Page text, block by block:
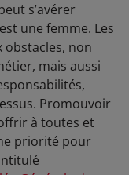
s’avérer
une femme. Les
non
mais aussi
Promouvoir
à toutes et
priorité pour